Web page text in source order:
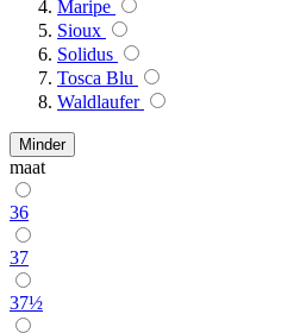
Maripe
Sioux
Solidus
Tosca Blu
Waldlaufer
Minder
maat
36
37
37½